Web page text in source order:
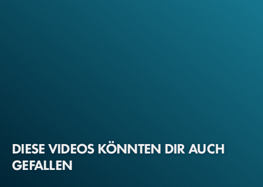
DIESE VIDEOS KÖNNTEN DIR AUCH
GEFALLEN